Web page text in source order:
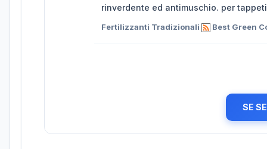
rinverdente ed antimuschio. per tappeti
Fertilizzanti Tradizionali Best Green
SE